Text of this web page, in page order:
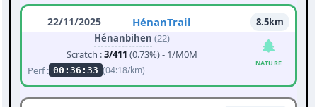
22/11/2025 HénanTrail
8.5km
Hénanbihen (22)
Scratch :3/411 (0.73%) - 1/M0M
Perf : 00:36:33 (04:18/km)
NATURE